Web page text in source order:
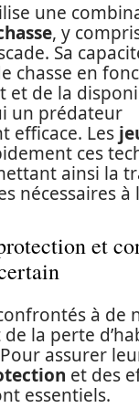
une
, y
Sa
chasse en
et de la
un prédateur
efficace. Les
ces
ainsi la
nécessaires à
et
à de
la perte
assurer
et des
essentiels.